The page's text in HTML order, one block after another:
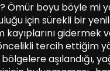
Ömür boyu böyle mi
için sürekli bir
gidermek
tercih ettiğim
aşılandığı,